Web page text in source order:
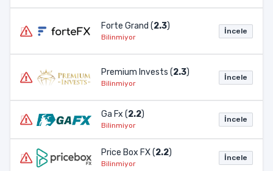
Forte Grand (2.3)
Bilinmiyor
İncele
Premium Invests (2.3)
Bilinmiyor
İncele
Ga Fx (2.2)
Bilinmiyor
İncele
Price Box FX (2.2)
Bilinmiyor
İncele